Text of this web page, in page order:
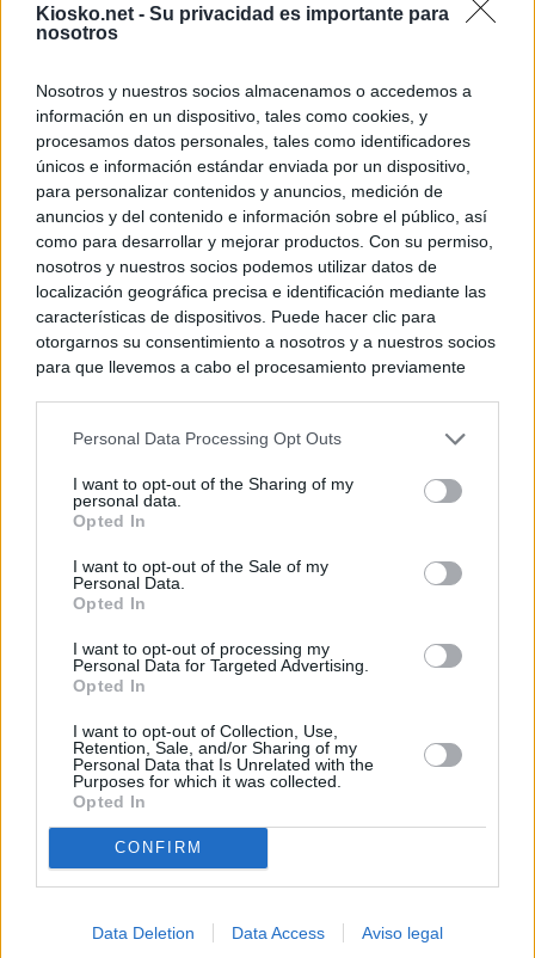
Kiosko.net - Su privacidad es importante para
nosotros
Nosotros y nuestros socios almacenamos o accedemos a
información en un dispositivo, tales como cookies, y
procesamos datos personales, tales como identificadores
únicos e información estándar enviada por un dispositivo,
para personalizar contenidos y anuncios, medición de
anuncios y del contenido e información sobre el público, así
como para desarrollar y mejorar productos. Con su permiso,
nosotros y nuestros socios podemos utilizar datos de
localización geográfica precisa e identificación mediante las
características de dispositivos. Puede hacer clic para
otorgarnos su consentimiento a nosotros y a nuestros socios
para que llevemos a cabo el procesamiento previamente
negar su consentimiento. Tenga en cuenta que algún
de su consentimiento, pero usted tiene el derecho de
rechazar tal procesamiento. Sus preferencias se aplicarán
cualquier momento entrando de nuevo en este sitio web o
visitando nuestra política de privacidad.
Personal Data Processing Opt Outs
I want to opt-out of the Sharing of my
personal data.
Opted In
I want to opt-out of the Sale of my
Personal Data.
Opted In
I want to opt-out of processing my
Personal Data for Targeted Advertising.
Opted In
I want to opt-out of Collection, Use,
Retention, Sale, and/or Sharing of my
Personal Data that Is Unrelated with the
Purposes for which it was collected.
Opted In
CONFIRM
Data Deletion Data Access Aviso legal